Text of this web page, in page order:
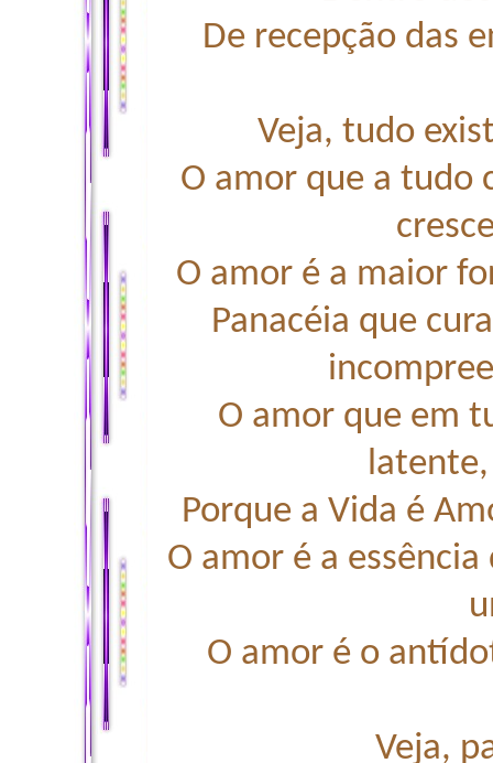
De recepção das
Veja, tudo
O amor que a tudo
O amor é a maior
Panacéia que
O amor que em
Porque a Vida é
O amor é a
O amor é o
Veja,